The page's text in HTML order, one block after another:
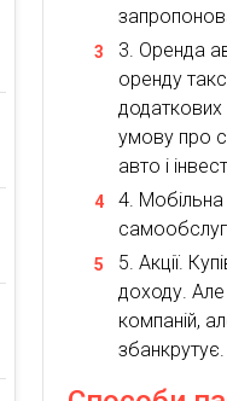
Оренда
оренду
умову про
авто і
Акції.
доходу. Але
компаній,
збанкрутує.